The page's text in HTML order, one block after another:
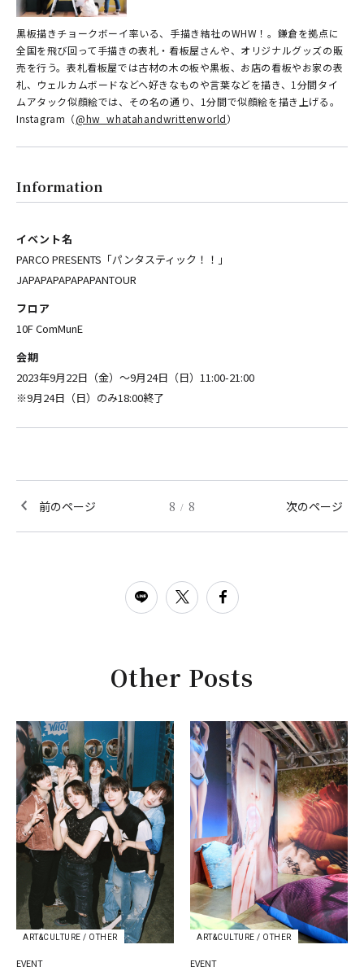
黒板描きチョークボーイ率いる、手描き結社のWHW！。鎌倉を拠点に
全国を飛び回って手描きの表札・看板屋さんや、オリジナルグッズの販
売を行う。表札看板屋では古材の木の板や黒板、お店の看板やお家の表
札、ウェルカムボードなどへ好きなものや言葉などを描き、1分間タイ
ムアタック似顔絵では、その名の通り、1分間で似顔絵を描き上げる。
Instagram（@hw_whatahandwrittenworld）
Information
イベント名
PARCO PRESENTS「パンタスティック！！」
JAPAPAPAPAPAPANTOUR
フロア
10F ComMunE
会期
2023年9月22日（金）～9月24日（日）11:00-21:00
※9月24日（日）のみ18:00終了
前のページ 8 / 8 次のページ
Other Posts
ART&CULTURE / OTHER
EVENT
ART&CULTURE / OTHER
EVENT